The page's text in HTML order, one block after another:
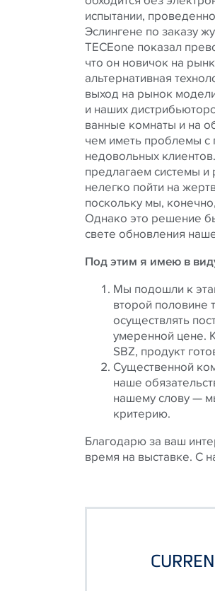
испытании,
Эслингене по заказу
TECEone показал
что он новичок на
альтернативная
выход на рынок
и наших
ванные комнаты и на
чем иметь проблемы с
недовольных
предлагаем системы
нелегко пойти на
поскольку мы,
Однако это решение
свете обновления
Под этим я имею в
Мы подошли к
второй половине
осуществлять
умеренной цене.
SBZ, продукт
Существенной
наше
нашему слову —
критерию.
Благодарю за ваш
время на выставке. С